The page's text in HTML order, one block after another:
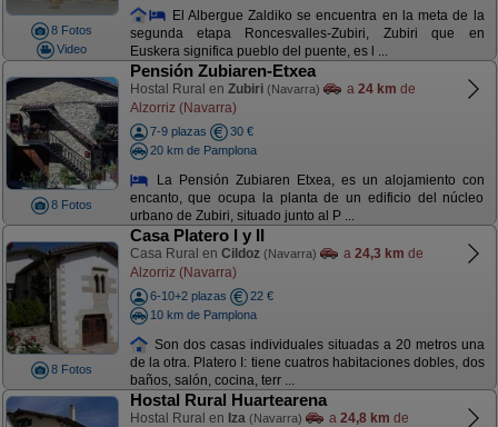
8 Fotos
Video
El Albergue Zaldiko se encuentra en la meta de la
segunda etapa Roncesvalles-Zubiri, Zubiri que en
Euskera significa pueblo del puente, es l ...
8 Fotos
Pensión Zubiaren-Etxea
Hostal Rural en Zubiri (Navarra) a 24 km de
Alzorriz (Navarra)
7-9 plazas
30 €
20 km de Pamplona
La Pensión Zubiaren Etxea, es un alojamiento con
encanto, que ocupa la planta de un edificio del núcleo
urbano de Zubiri, situado junto al P ...
8 Fotos
Casa Platero I y II
Casa Rural en Cildoz (Navarra) a 24,3 km de
Alzorriz (Navarra)
6-10+2 plazas
22 €
10 km de Pamplona
Son dos casas individuales situadas a 20 metros una
de la otra. Platero I: tiene cuatros habitaciones dobles, dos
baños, salón, cocina, terr ...
Hostal Rural Huartearena
Hostal Rural en Iza (Navarra) a 24,8 km de